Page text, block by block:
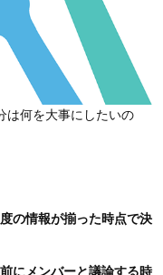
は何を大事にしたいの
の情報が揃った時点で決
にメンバーと議論する時